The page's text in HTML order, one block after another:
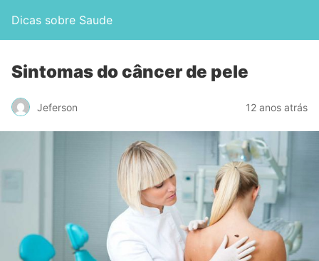
Dicas sobre Saude
Sintomas do câncer de pele
Jeferson 12 anos atrás